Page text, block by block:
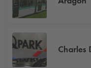
Charles